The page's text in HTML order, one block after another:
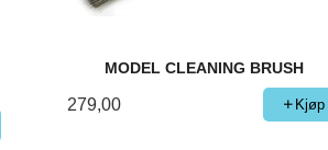
MODEL CLEANING BRUSH
279,00 Kjøp